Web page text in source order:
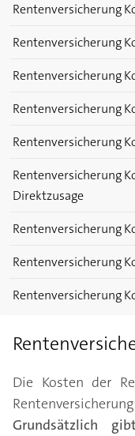
Rentenversicherung
Rentenversicherung
Rentenversicherung
Rentenversicherung
Rentenversicherung
Rentenversicherung
Direktzusage
Rentenversicherung
Rentenversicherung
Rentenversicherung
Die Kosten der
Grundsätzlich